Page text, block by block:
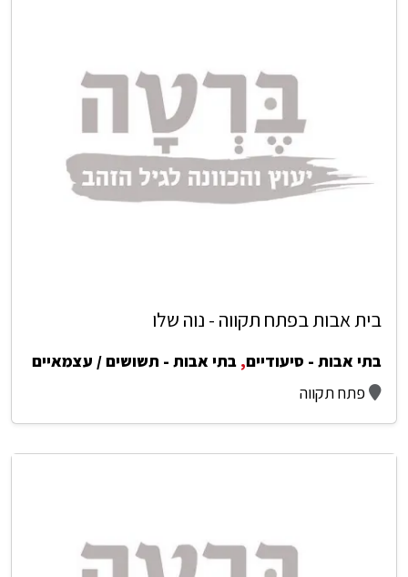
בית אבות בפתח תקווה - נוה שלו
בתי אבות - סיעודיים, בתי אבות - תשושים / עצמאיים
פתח תקווה